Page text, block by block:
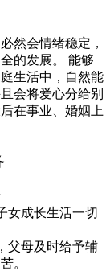
然会情绪稳定，
的发展。 能够
生活中，自然能
会将爱心分给别
在事业、婚姻上
女成长生活一切
父母及时给予辅
。